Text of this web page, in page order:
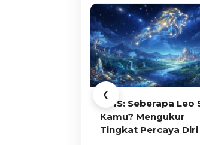
❮
KUIS: Seberapa Leo
Kamu? Mengukur
Tingkat Percaya